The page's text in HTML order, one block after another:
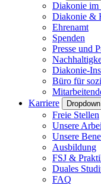
Diakonie
Diakonie &
Ehrenamt
Spenden
Presse und
Diakonie-
Büro für
Karriere
Freie Stellen
Unsere
Unsere
Ausbildung
FSJ &
Duales
FAQ